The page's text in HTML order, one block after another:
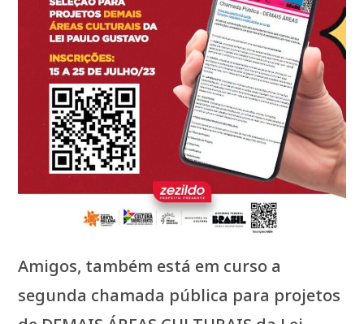
Amigos, também está em curso a
segunda chamada pública para projetos